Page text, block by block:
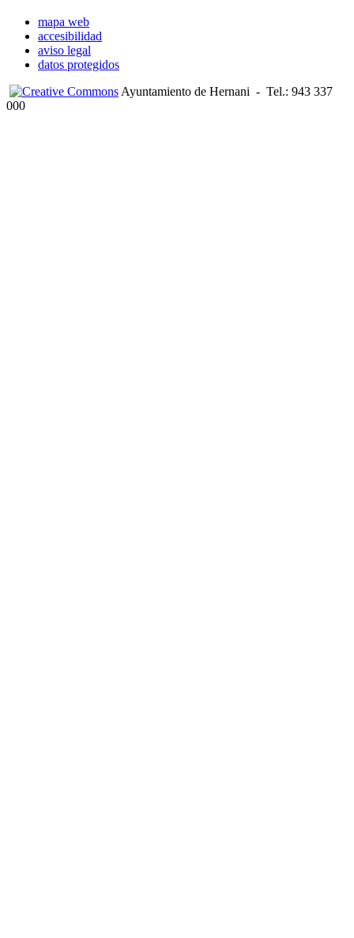
mapa web
accesibilidad
aviso legal
datos protegidos
Ayuntamiento de Hernani - Tel.: 943 337
000